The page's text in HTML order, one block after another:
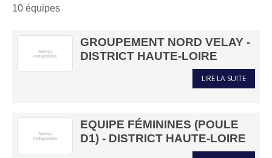
10 équipes
GROUPEMENT NORD VELAY -
DISTRICT HAUTE-LOIRE
LIRE LA SUITE
EQUIPE FÉMININES (POULE
D1) - DISTRICT HAUTE-LOIRE